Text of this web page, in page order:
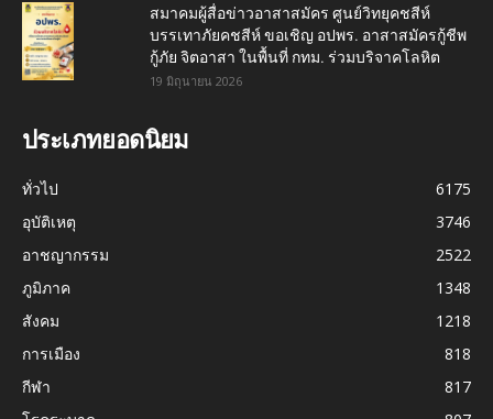
สมาคมผู้สื่อข่าวอาสาสมัคร ศูนย์วิทยุคชสีห์
บรรเทาภัยคชสีห์ ขอเชิญ อปพร. อาสาสมัครกู้ชีพ
กู้ภัย จิตอาสา ในพื้นที่ กทม. ร่วมบริจาคโลหิต
19 มิถุนายน 2026
ประเภทยอดนิยม
ทั่วไป
6175
อุบัติเหตุ
3746
อาชญากรรม
2522
ภูมิภาค
1348
สังคม
1218
การเมือง
818
กีฬา
817